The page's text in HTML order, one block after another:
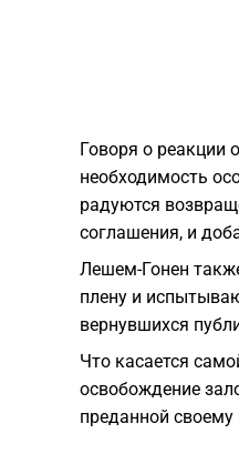
Говоря о реакции
необходимость
радуются
соглашения, и
Лешем-Гонен
плену и
вернувшихся
Что касается
освобождение
преданной своему